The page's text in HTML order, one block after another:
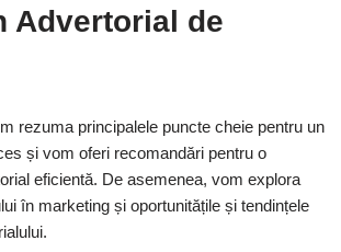
Advertorial de
rezuma principalele puncte cheie pentru un
și vom oferi recomandări pentru o
eficientă. De asemenea, vom explora
în marketing și oportunitățile și tendințele